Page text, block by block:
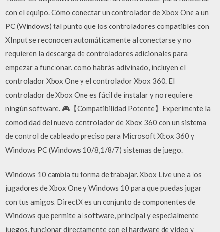
con el equipo. Cómo conectar un controlador de Xbox One a un
PC (Windows) tal punto que los controladores compatibles con
XInput se reconocen automáticamente al conectarse y no
requieren la descarga de controladores adicionales para
empezar a funcionar. como habrás adivinado, incluyen el
controlador Xbox One y el controlador Xbox 360. El
controlador de Xbox One es fácil de instalar y no requiere
ningún software. 🎮【Compatibilidad Potente】Experimente la
comodidad del nuevo controlador de Xbox 360 con un sistema
de control de cableado preciso para Microsoft Xbox 360 y
Windows PC (Windows 10/8,1/8/7) sistemas de juego.
Windows 10 cambia tu forma de trabajar. Xbox Live une a los
jugadores de Xbox One y Windows 10 para que puedas jugar
con tus amigos. DirectX es un conjunto de componentes de
Windows que permite al software, principal y especialmente
juegos, funcionar directamente con el hardware de vídeo y